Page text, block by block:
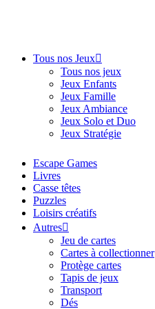
Tous nos Jeux
Tous nos jeux
Jeux Enfants
Jeux Famille
Jeux Ambiance
Jeux Solo et Duo
Jeux Stratégie
Escape Games
Livres
Casse têtes
Puzzles
Loisirs créatifs
Autres
Jeu de cartes
Cartes à collectionner
Protège cartes
Tapis de jeux
Transport
Dés